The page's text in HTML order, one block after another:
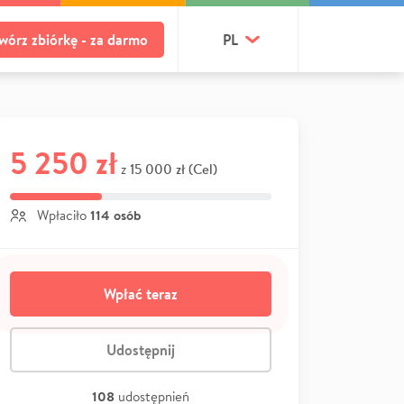
zbiórkę - za darmo PL
5 250 zł z 15 000 zł (Cel)
Wpłaciło 114 osób
Wpłać teraz
Udostępnij
108 udostępnień